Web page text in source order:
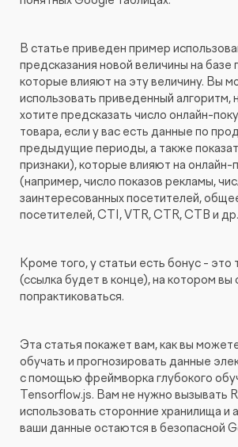
Интеграция и поддержка умного поиска
Настройка Битрикс24
Видеопродакшн
В статье приведен пример
предсказания новой величины на базе
которые влияют на эту величину. Вы
использовать приведенный алгоритм,
хотите предсказать число онлайн-
товара, если у вас есть данные по
предыдущие периоды, а также
признаки), которые влияют на онлайн-
(например, число показов рекламы,
заинтересованных посетителей,
посетителей, CTI, VTR, CTR, CTB и
Кроме того, у статьи есть бонус - это
(ссылка будет в конце), на котором
попрактиковаться.
Эта статья покажет вам, как вы
обучать и прогнозировать данные
с помощью фреймворка глубокого
Tensorflow.js. Вам не нужно вызывать
использовать сторонние хранилища и
ваши данные остаются в безопасной